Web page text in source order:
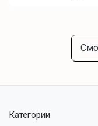
Категории